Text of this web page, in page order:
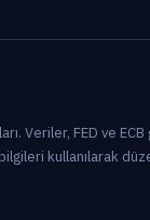
Veriler, FED ve
kullanılarak